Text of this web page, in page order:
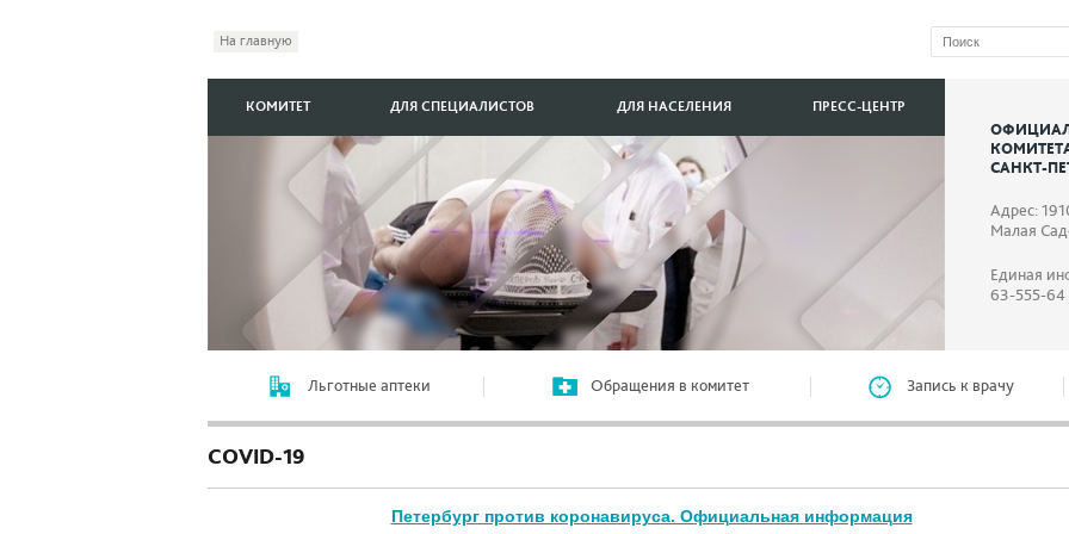
На главную
САНКТ-
Адрес:
Малая
Единая
63-555-64
КОМИТЕТ ДЛЯ СПЕЦИАЛИСТОВ ДЛЯ НАСЕЛЕНИЯ ПРЕСС-ЦЕНТР
Льготные аптеки Обращения в комитет Запись к врачу
COVID-19
Петербург против коронавируса. Официальная информация